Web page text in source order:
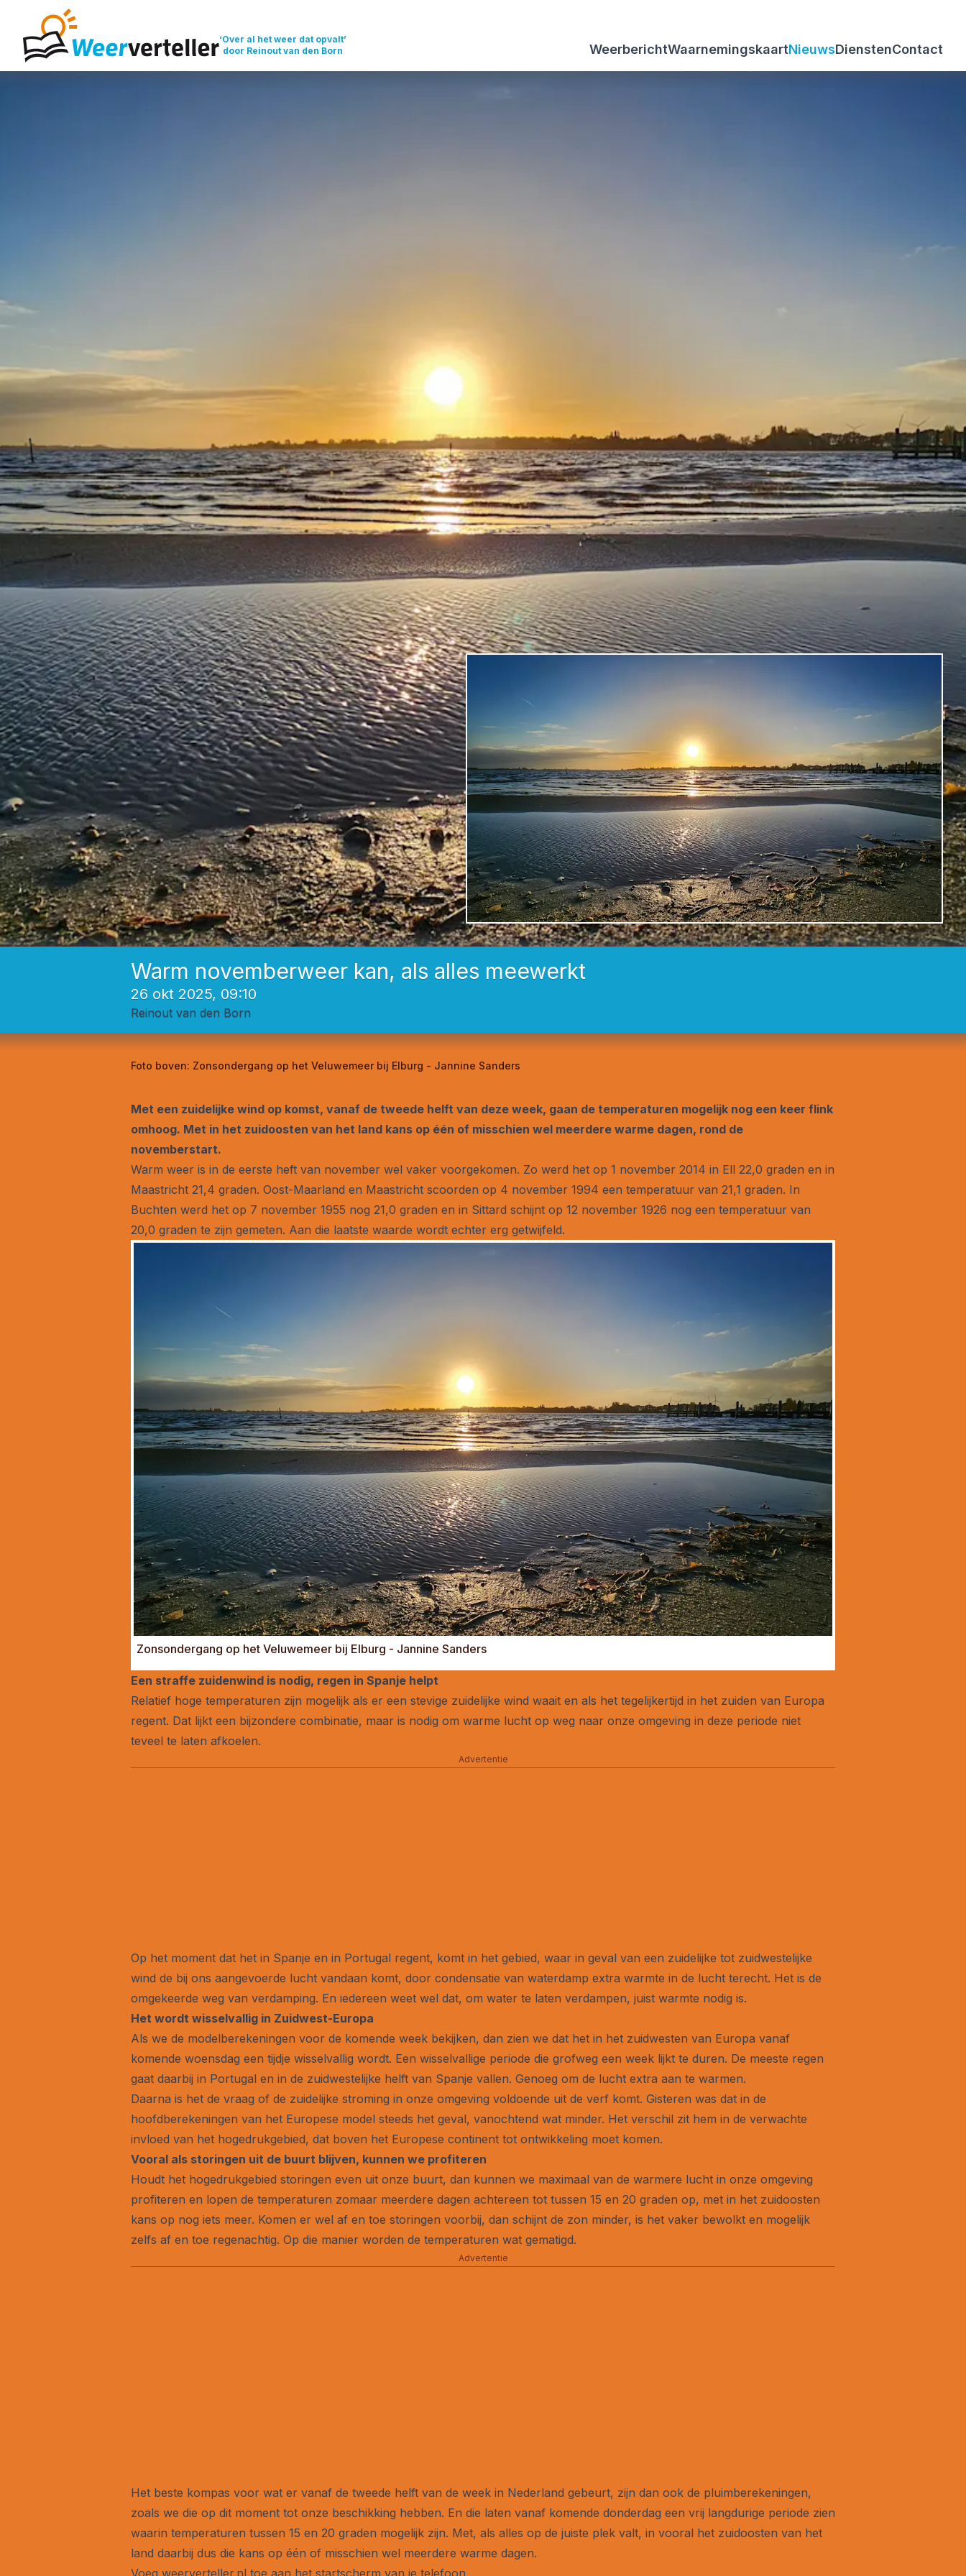
‘Over al het weer dat opvalt’
door Reinout van den Born
WeerberichtWaarnemingskaartNieuwsDienstenContact
Warm novemberweer kan, als alles meewerkt
26 okt 2025, 09:10
Reinout van den Born
Foto boven: Zonsondergang op het Veluwemeer bij Elburg - Jannine Sanders
Met een zuidelijke wind op komst, vanaf de tweede helft van deze week, gaan de temperaturen mogelijk nog een keer flink
omhoog. Met in het zuidoosten van het land kans op één of misschien wel meerdere warme dagen, rond de
novemberstart.
Warm weer is in de eerste heft van november wel vaker voorgekomen. Zo werd het op 1 november 2014 in Ell 22,0 graden en in
Maastricht 21,4 graden. Oost-Maarland en Maastricht scoorden op 4 november 1994 een temperatuur van 21,1 graden. In
Buchten werd het op 7 november 1955 nog 21,0 graden en in Sittard schijnt op 12 november 1926 nog een temperatuur van
20,0 graden te zijn gemeten. Aan die laatste waarde wordt echter erg getwijfeld.
Zonsondergang op het Veluwemeer bij Elburg - Jannine Sanders
Een straffe zuidenwind is nodig, regen in Spanje helpt
Relatief hoge temperaturen zijn mogelijk als er een stevige zuidelijke wind waait en als het tegelijkertijd in het zuiden van Europa
regent. Dat lijkt een bijzondere combinatie, maar is nodig om warme lucht op weg naar onze omgeving in deze periode niet
teveel te laten afkoelen.
Advertentie
Op het moment dat het in Spanje en in Portugal regent, komt in het gebied, waar in geval van een zuidelijke tot zuidwestelijke
wind de bij ons aangevoerde lucht vandaan komt, door condensatie van waterdamp extra warmte in de lucht terecht. Het is de
omgekeerde weg van verdamping. En iedereen weet wel dat, om water te laten verdampen, juist warmte nodig is.
Het wordt wisselvallig in Zuidwest-Europa
Als we de modelberekeningen voor de komende week bekijken, dan zien we dat het in het zuidwesten van Europa vanaf
komende woensdag een tijdje wisselvallig wordt. Een wisselvallige periode die grofweg een week lijkt te duren. De meeste regen
gaat daarbij in Portugal en in de zuidwestelijke helft van Spanje vallen. Genoeg om de lucht extra aan te warmen.
Daarna is het de vraag of de zuidelijke stroming in onze omgeving voldoende uit de verf komt. Gisteren was dat in de
hoofdberekeningen van het Europese model steeds het geval, vanochtend wat minder. Het verschil zit hem in de verwachte
invloed van het hogedrukgebied, dat boven het Europese continent tot ontwikkeling moet komen.
Vooral als storingen uit de buurt blijven, kunnen we profiteren
Houdt het hogedrukgebied storingen even uit onze buurt, dan kunnen we maximaal van de warmere lucht in onze omgeving
profiteren en lopen de temperaturen zomaar meerdere dagen achtereen tot tussen 15 en 20 graden op, met in het zuidoosten
kans op nog iets meer. Komen er wel af en toe storingen voorbij, dan schijnt de zon minder, is het vaker bewolkt en mogelijk
zelfs af en toe regenachtig. Op die manier worden de temperaturen wat gematigd.
Advertentie
Het beste kompas voor wat er vanaf de tweede helft van de week in Nederland gebeurt, zijn dan ook de pluimberekeningen,
zoals we die op dit moment tot onze beschikking hebben. En die laten vanaf komende donderdag een vrij langdurige periode zien
waarin temperaturen tussen 15 en 20 graden mogelijk zijn. Met, als alles op de juiste plek valt, in vooral het zuidoosten van het
land daarbij dus die kans op één of misschien wel meerdere warme dagen.